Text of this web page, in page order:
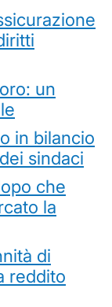
un
in bilancio
sindaci
che
la
di
reddito